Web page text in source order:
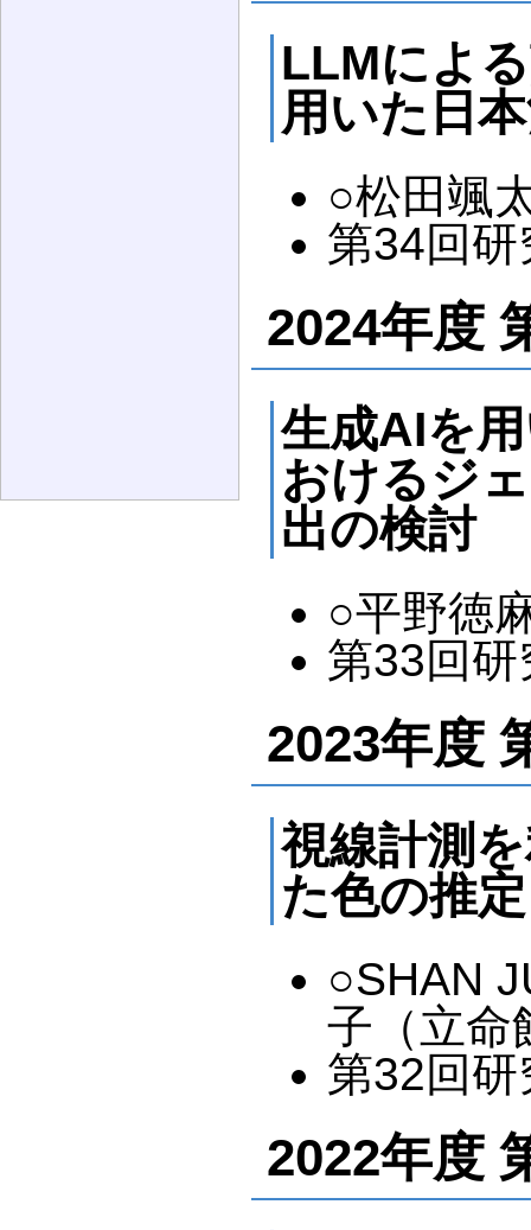
LLMによ
用いた日
○松田颯
第34回
2024年度
生成AIを
おけるジ
出の検討
○平野徳
第33回
2023年度
視線計測
た色の推定
○SHAN
子（立命
第32回
2022年度